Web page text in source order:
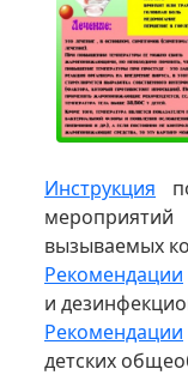
Инструкция
мероприятий
вызываемых
Рекомендации
и
Рекомендации
детских